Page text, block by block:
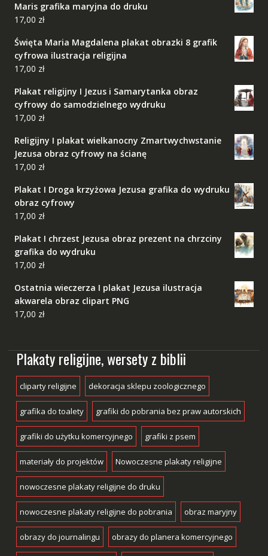
Maris grafika maryjna do druku
17,00 zł
Święta Maria Magdalena plakat obrazki 8 grafik
cyfrowa ilustracja religijna
17,00 zł
Plakat religijny I Jezus i Samarytanka obraz
cyfrowy do samodzielnego wydruku
17,00 zł
Religijny I plakat wielkanocny Zmartwychwstanie
Jezusa obraz cyfrowy na ścianę
17,00 zł
Plakat I Droga krzyżowa Jezusa grafika do wydruku
obraz cyfrowy
17,00 zł
Plakat I chrzest Jezusa obraz prezent na chrzciny
grafika do wydruku
17,00 zł
Ostatnia wieczerza I plakat Jezusa ilustracja
akwarela obraz clipart PNG
17,00 zł
Plakaty religijne, wersety z biblii
cliparty religijne dekoracja sklepu zoologicznego
grafika do toalety grafiki do pobrania bez praw autorskich
grafiki do użytku komercyjnego grafiki z psem
materiały do projektów Nowoczesne plakaty religijne
nowoczesne plakaty religijne do druku
nowoczesne plakaty religijne do pobrania obraz maryjny
obrazy do journalingu obrazy do planera komercyjnego